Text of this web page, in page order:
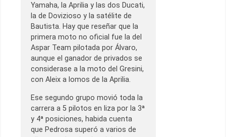
Yamaha, la Aprilia y las dos Ducati,
la de Dovizioso y la satélite de
Bautista. Hay que reseñar que la
primera moto no oficial fue la del
Aspar Team pilotada por Álvaro,
aunque el ganador de privados se
considerase a la moto del Gresini,
con Aleix a lomos de la Aprilia.
Ese segundo grupo movió toda la
carrera a 5 pilotos en liza por la 3ª
y 4ª posiciones, habida cuenta
que Pedrosa superó a varios de